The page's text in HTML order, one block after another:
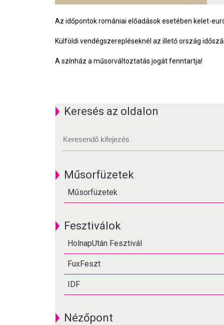
Az időpontok romániai előadások esetében kelet-
Külföldi vendégszerepléseknél az illető ország
A színház a műsorváltoztatás jogát fenntartja!
Keresés az oldalon
Műsorfüzetek
Műsorfüzetek
Fesztiválok
HolnapUtán Fesztivál
FuxFeszt
IDF
Nézőpont